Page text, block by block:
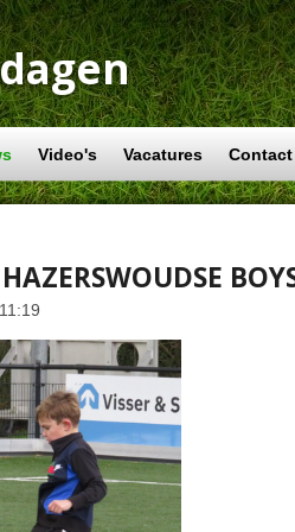
Video's Vacatures Contact